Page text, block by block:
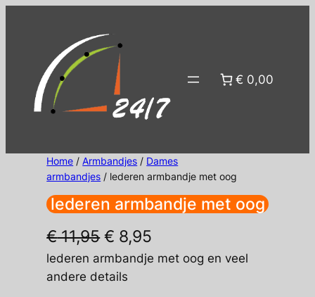
€ 0,00
Home / Armbandjes / Dames
armbandjes / lederen armbandje met oog
lederen armbandje met oog
€11,95 Oorspronkelijke
prijs
was:
€ 8,95
prijs
lederen armbandje met oog en veel
andere details